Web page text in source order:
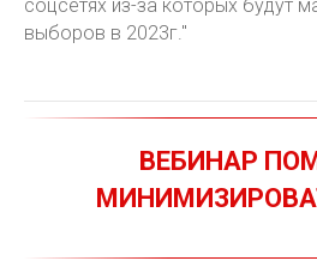
соцсетях из-за которых будут
выборов в 2023г."
ВЕБИНАР